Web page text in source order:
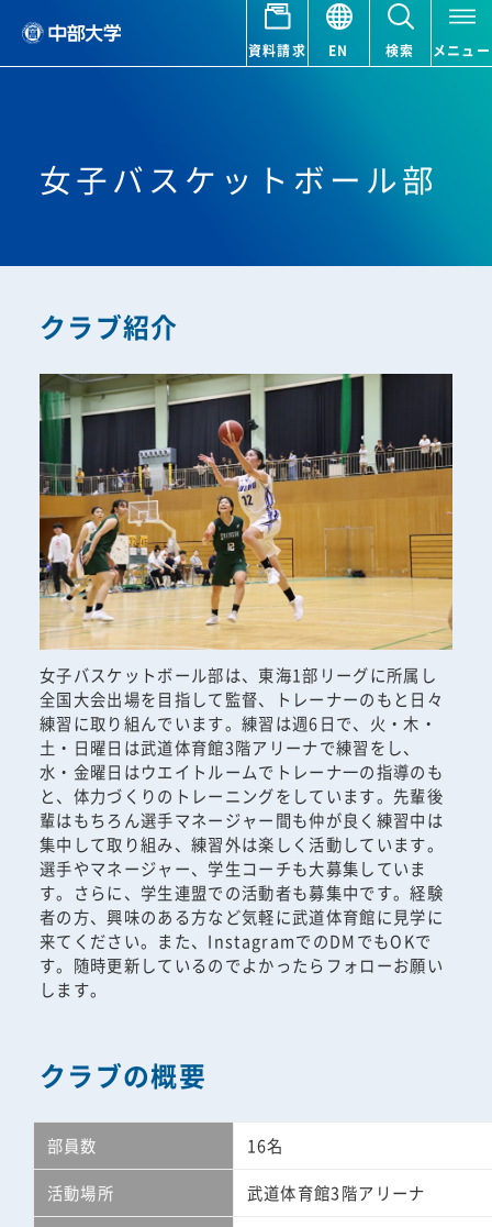
資料請求 EN 検索 メニュー
女子バスケットボール部
クラブ紹介
女子バスケットボール部は、東海1部リーグに所属し
全国大会出場を目指して監督、トレーナーのもと日々
練習に取り組んでいます。練習は週6日で、火・木・
土・日曜日は武道体育館3階アリーナで練習をし、
水・金曜日はウエイトルームでトレーナ一の指導のも
と、体力づくりのトレーニングをしています。先輩後
輩はもちろん選手マネージャー間も仲が良く練習中は
集中して取り組み、練習外は楽しく活動しています。
選手やマネージャー、学生コーチも大募集していま
す。さらに、学生連盟での活動者も募集中です。経験
者の方、興味のある方など気軽に武道体育館に見学に
来てください。また、InstagramでのDMでもOKで
す。随時更新しているのでよかったらフォローお願い
します。
クラブの概要
部員数 16名
活動場所 武道体育館3階アリーナ